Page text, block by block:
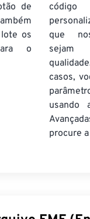
de
loteos
o
que
casos,
usando
procure